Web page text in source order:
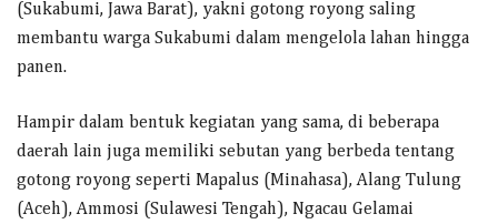
(Sukabumi, Jawa Barat), yakni gotong royong saling
membantu warga Sukabumi dalam mengelola lahan hingga
panen.
Hampir dalam bentuk kegiatan yang sama, di beberapa
daerah lain juga memiliki sebutan yang berbeda tentang
gotong royong seperti Mapalus (Minahasa), Alang Tulung
(Aceh), Ammosi (Sulawesi Tengah), Ngacau Gelamai